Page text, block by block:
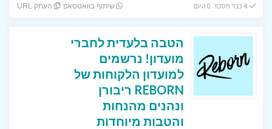
4 כבר חסכו! 0 היום שיתוף בוואטסאפ העתק URL
הטבה בלעדית לחברי
מועדון! נרשמים
למועדון הלקוחות של
REBORN ריבורן
ונהנים מהנחות
והטבות מיוחדות